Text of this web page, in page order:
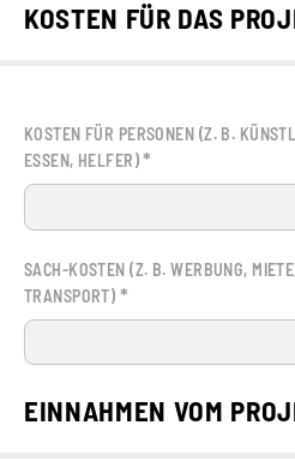
KOSTEN FÜR DAS
KOSTEN FÜR PERSONEN (Z. B.
ESSEN, HELFER)*
SACH-KOSTEN (Z. B. WERBUNG,
TRANSPORT) *
EINNAHMEN VOM